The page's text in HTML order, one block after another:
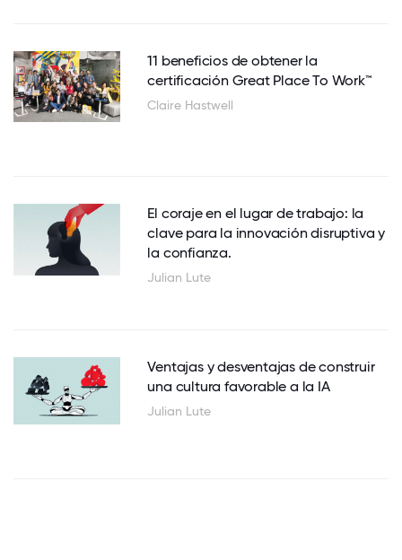
11 beneficios de obtener la
certificación Great Place To Work™
Claire Hastwell
El coraje en el lugar de trabajo: la
clave para la innovación disruptiva y
la confianza.
Julian Lute
Ventajas y desventajas de construir
una cultura favorable a la IA
Julian Lute